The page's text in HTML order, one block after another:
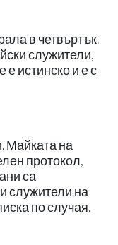
в четвъртък.
служители,
е истинско и е с
Майката на
протокол,
са
служители на
по случая.